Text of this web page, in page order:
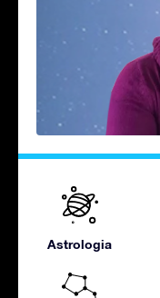
Astrologia